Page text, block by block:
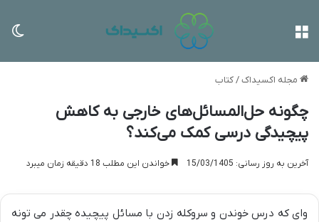
مجله اکسیداک/کتاب
چگونه حل‌المسائل‌های خارجی به کاهش
پیچیدگی درسی کمک می‌کند؟
آخرین به روز رسانی: 15/03/1405 خواندن این مطلب 18 دقیقه زمان میبرد
وای که درس خوندن و سروکله زدن با مسائل پیچیده چقدر می تونه